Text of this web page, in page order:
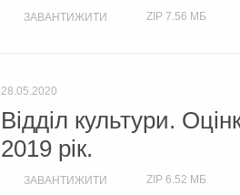
ЗАВАНТИЖИТИ ZIP 7.56 МБ
28.05.2020
Відділ культури.
2019 рік.
ЗАВАНТИЖИТИ ZIP 6.52 МБ